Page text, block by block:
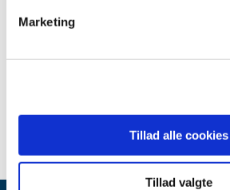
Marketing
Tillad alle cookies
Tillad valgte
juli (1)
2007 (3)